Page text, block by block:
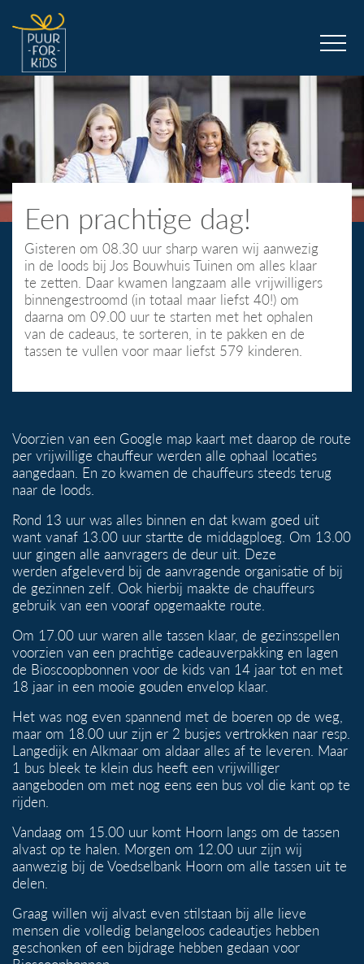
Een prachtige dag!
Gisteren om 08.30 uur sharp waren wij aanwezig
in de loods bij Jos Bouwhuis Tuinen om alles klaar
te zetten. Daar kwamen langzaam alle vrijwilligers
binnengestroomd (in totaal maar liefst 40!) om
daarna om 09.00 uur te starten met het ophalen
van de cadeaus, te sorteren, in te pakken en de
tassen te vullen voor maar liefst 579 kinderen.
Voorzien van een Google map kaart met daarop de route
per vrijwillige chauffeur werden alle ophaal locaties
aangedaan. En zo kwamen de chauffeurs steeds terug
naar de loods.
Rond 13 uur was alles binnen en dat kwam goed uit
want vanaf 13.00 uur startte de middagploeg. Om 13.00
uur gingen alle aanvragers de deur uit. Deze
werden afgeleverd bij de aanvragende organisatie of bij
de gezinnen zelf. Ook hierbij maakte de chauffeurs
gebruik van een vooraf opgemaakte route.
Om 17.00 uur waren alle tassen klaar, de gezinsspellen
voorzien van een prachtige cadeauverpakking en lagen
de Bioscoopbonnen voor de kids van 14 jaar tot en met
18 jaar in een mooie gouden envelop klaar.
Het was nog even spannend met de boeren op de weg,
maar om 18.00 uur zijn er 2 busjes vertrokken naar resp.
Langedijk en Alkmaar om aldaar alles af te leveren. Maar
1 bus bleek te klein dus heeft een vrijwilliger
aangeboden om met nog eens een bus vol die kant op te
rijden.
Vandaag om 15.00 uur komt Hoorn langs om de tassen
alvast op te halen. Morgen om 12.00 uur zijn wij
aanwezig bij de Voedselbank Hoorn om alle tassen uit te
delen.
Graag willen wij alvast even stilstaan bij alle lieve
mensen die volledig belangeloos cadeautjes hebben
geschonken of een bijdrage hebben gedaan voor